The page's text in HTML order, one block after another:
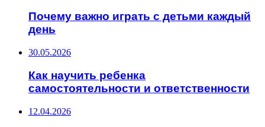
Почему важно играть с детьми каждый
день
30.05.2026
Как научить ребенка
самостоятельности и ответственности
12.04.2026